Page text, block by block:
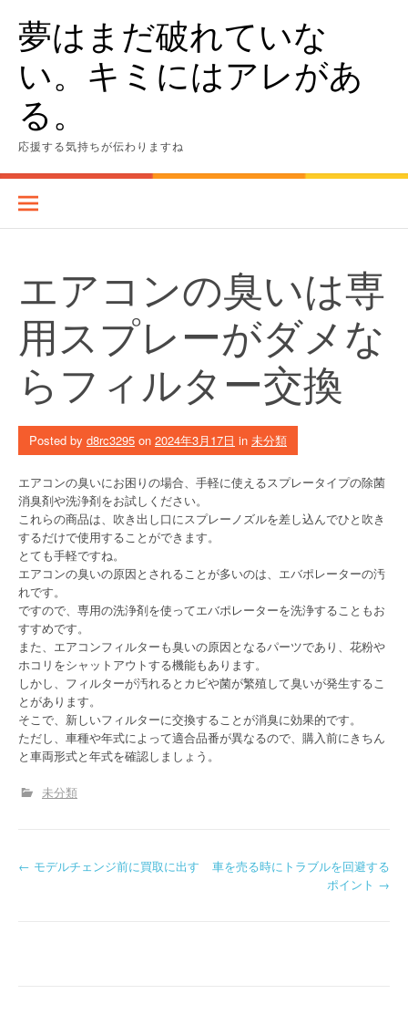
content夢はまだ破れていな
い。キミにはアレがあ
る。
応援する気持ちが伝わりますね
エアコンの臭いは専
用スプレーがダメな
らフィルター交換
Posted by d8rc3295 on 2024年3月17日 in 未分類
エアコンの臭いにお困りの場合、手軽に使えるスプレータイプの除菌
消臭剤や洗浄剤をお試しください。
これらの商品は、吹き出し口にスプレーノズルを差し込んでひと吹き
するだけで使用することができます。
とても手軽ですね。
エアコンの臭いの原因とされることが多いのは、エバポレーターの汚
れです。
ですので、専用の洗浄剤を使ってエバポレーターを洗浄することもお
すすめです。
また、エアコンフィルターも臭いの原因となるパーツであり、花粉や
ホコリをシャットアウトする機能もあります。
しかし、フィルターが汚れるとカビや菌が繁殖して臭いが発生するこ
とがあります。
そこで、新しいフィルターに交換することが消臭に効果的です。
ただし、車種や年式によって適合品番が異なるので、購入前にきちん
と車両形式と年式を確認しましょう。
未分類
P
← モデルチェンジ前に買取に出す
車を売る時にトラブルを回避する
ポイント →